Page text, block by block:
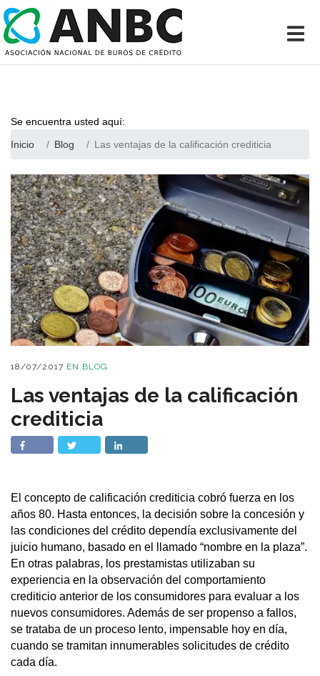
Se encuentra usted aquí:
Inicio
Blog Las ventajas de la calificación crediticia
18/07/2017 EN BLOG
Las ventajas de la calificación
crediticia
El concepto de calificación crediticia cobró fuerza en los
años 80. Hasta entonces, la decisión sobre la concesión y
las condiciones del crédito dependía exclusivamente del
juicio humano, basado en el llamado “nombre en la plaza”.
En otras palabras, los prestamistas utilizaban su
experiencia en la observación del comportamiento
crediticio anterior de los consumidores para evaluar a los
nuevos consumidores. Además de ser propenso a fallos,
se trataba de un proceso lento, impensable hoy en día,
cuando se tramitan innumerables solicitudes de crédito
cada día.